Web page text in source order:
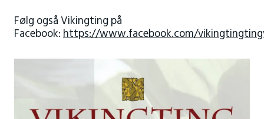
Følg også Vikingting på
Facebook:https://www.facebook.com/